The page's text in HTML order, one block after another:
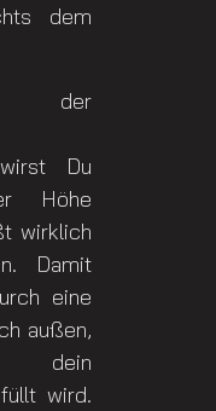
dem
der
Du
Höhe
wirklich
Damit
eine
außen,
dein
wird.